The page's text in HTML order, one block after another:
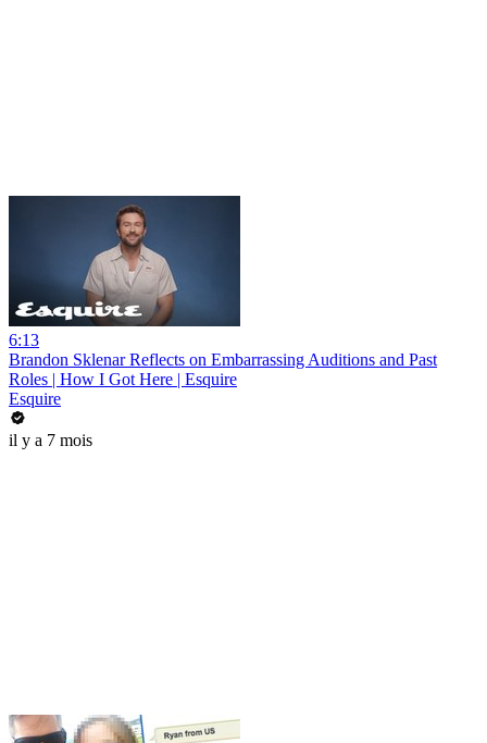
6:13
Brandon Sklenar Reflects on Embarrassing Auditions and Past
Roles | How I Got Here | Esquire
Esquire
il y a 7 mois